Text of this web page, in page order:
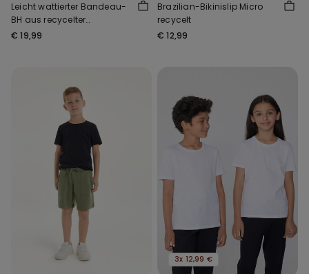
Leicht wattierter Bandeau-
BH aus recycelter
Mikrofaser Full Coverage
€ 19,99
Brazilian-Bikinislip Micro
recycelt
€ 12,99
3x 12,99 €